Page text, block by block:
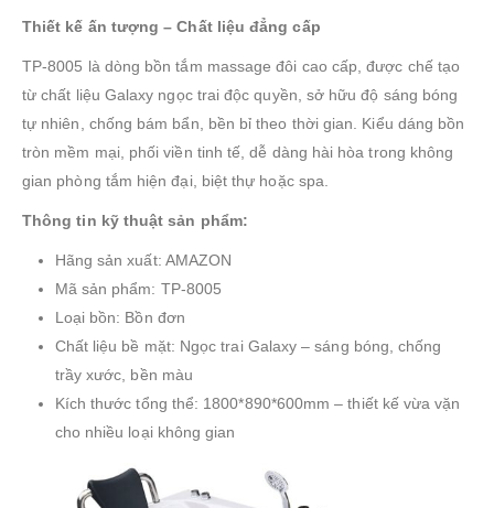
Thiết kế ấn tượng – Chất liệu đẳng cấp
TP-8005 là dòng bồn tắm massage đôi cao cấp, được chế tạo
từ chất liệu Galaxy ngọc trai độc quyền, sở hữu độ sáng bóng
tự nhiên, chống bám bẩn, bền bỉ theo thời gian. Kiểu dáng bồn
tròn mềm mại, phối viền tinh tế, dễ dàng hài hòa trong không
gian phòng tắm hiện đại, biệt thự hoặc spa.
Thông tin kỹ thuật sản phẩm:
Hãng sản xuất: AMAZON
Mã sản phẩm: TP-8005
Loại bồn: Bồn đơn
Chất liệu bề mặt: Ngọc trai Galaxy – sáng bóng, chống
trầy xước, bền màu
Kích thước tổng thể: 1800*890*600mm – thiết kế vừa vặn
cho nhiều loại không gian